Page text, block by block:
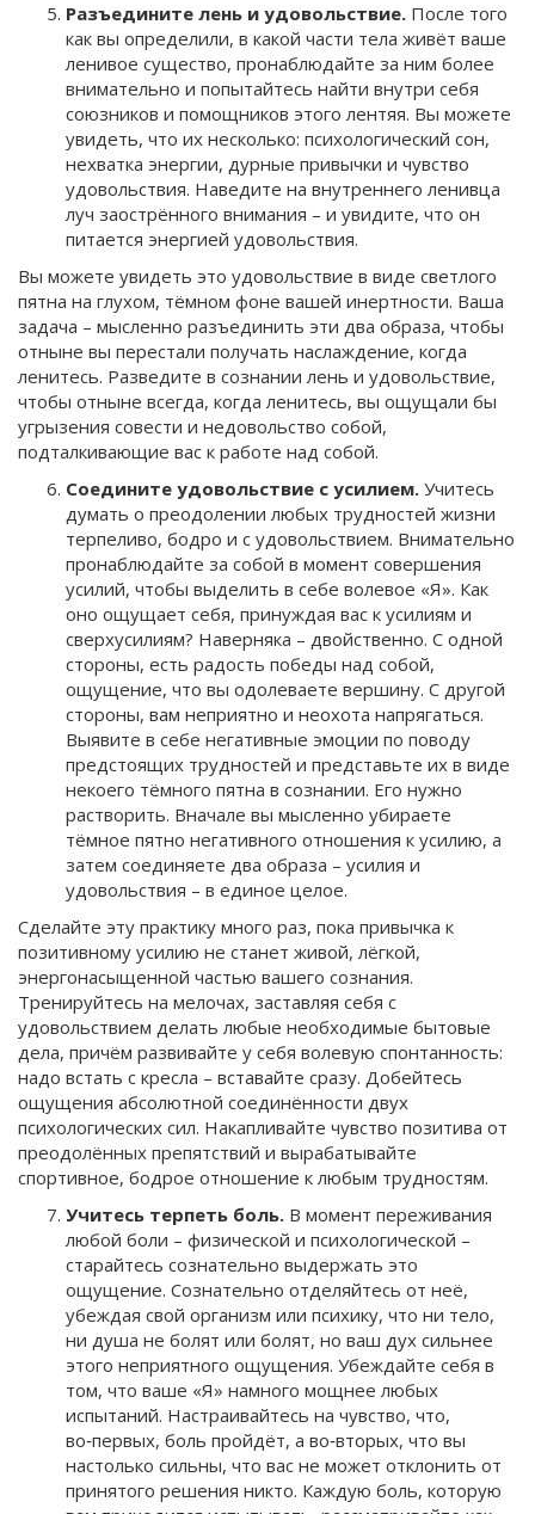
Разъедините лень и удовольствие. После того
как вы определили, в какой части тела живёт ваше
ленивое существо, пронаблюдайте за ним более
внимательно и попытайтесь найти внутри себя
союзников и помощников этого лентяя. Вы можете
увидеть, что их несколько: психологический сон,
нехватка энергии, дурные привычки и чувство
удовольствия. Наведите на внутреннего ленивца
луч заострённого внимания – и увидите, что он
питается энергией удовольствия.
Вы можете увидеть это удовольствие в виде светлого
пятна на глухом, тёмном фоне вашей инертности. Ваша
задача – мысленно разъединить эти два образа, чтобы
отныне вы перестали получать наслаждение, когда
ленитесь. Разведите в сознании лень и удовольствие,
чтобы отныне всегда, когда ленитесь, вы ощущали бы
угрызения совести и недовольство собой,
подталкивающие вас к работе над собой.
Соедините удовольствие с усилием. Учитесь
думать о преодолении любых трудностей жизни
терпеливо, бодро и с удовольствием. Внимательно
пронаблюдайте за собой в момент совершения
усилий, чтобы выделить в себе волевое «Я». Как
оно ощущает себя, принуждая вас к усилиям и
сверхусилиям? Наверняка – двойственно. С одной
стороны, есть радость победы над собой,
ощущение, что вы одолеваете вершину. С другой
стороны, вам неприятно и неохота напрягаться.
Выявите в себе негативные эмоции по поводу
предстоящих трудностей и представьте их в виде
некоего тёмного пятна в сознании. Его нужно
растворить. Вначале вы мысленно убираете
тёмное пятно негативного отношения к усилию, а
затем соединяете два образа – усилия и
удовольствия – в единое целое.
Сделайте эту практику много раз, пока привычка к
позитивному усилию не станет живой, лёгкой,
энергонасыщенной частью вашего сознания.
Тренируйтесь на мелочах, заставляя себя с
удовольствием делать любые необходимые бытовые
дела, причём развивайте у себя волевую спонтанность:
надо встать с кресла – вставайте сразу. Добейтесь
ощущения абсолютной соединённости двух
психологических сил. Накапливайте чувство позитива от
преодолённых препятствий и вырабатывайте
спортивное, бодрое отношение к любым трудностям.
Учитесь терпеть боль. В момент переживания
любой боли – физической и психологической –
старайтесь сознательно выдержать это
ощущение. Сознательно отделяйтесь от неё,
убеждая свой организм или психику, что ни тело,
ни душа не болят или болят, но ваш дух сильнее
этого неприятного ощущения. Убеждайте себя в
том, что ваше «Я» намного мощнее любых
испытаний. Настраивайтесь на чувство, что,
во‑первых, боль пройдёт, а во‑вторых, что вы
настолько сильны, что вас не может отклонить от
принятого решения никто. Каждую боль, которую